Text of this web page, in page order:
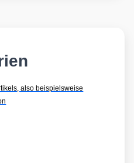
also beispielsweise